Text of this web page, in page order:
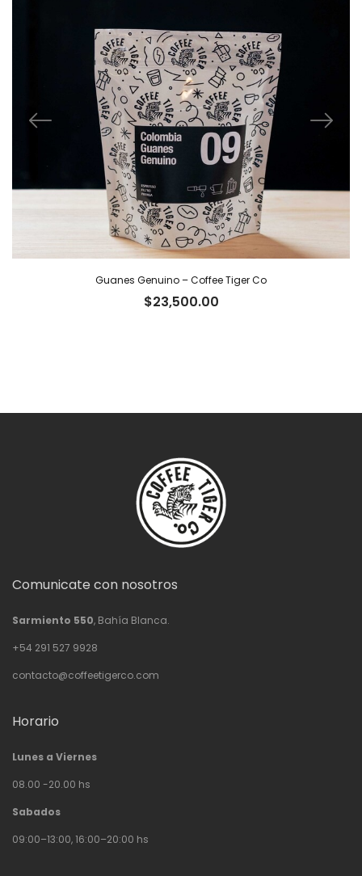
Guanes Genuino – Coffee Tiger Co
$23,500.00
Comunicate con nosotros
Sarmiento 550, Bahía Blanca.
+54 291 527 9928
contacto@coffeetigerco.com
Horario
Lunes a Viernes
08.00 -20.00 hs
Sabados
09:00–13:00, 16:00–20:00 hs